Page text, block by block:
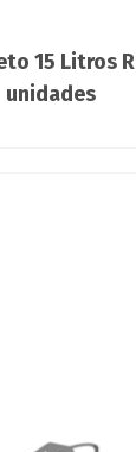
15 Litros
unidades